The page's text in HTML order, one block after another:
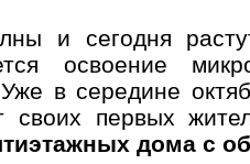
и сегодня
освоение
в середине
своих первых
дома с